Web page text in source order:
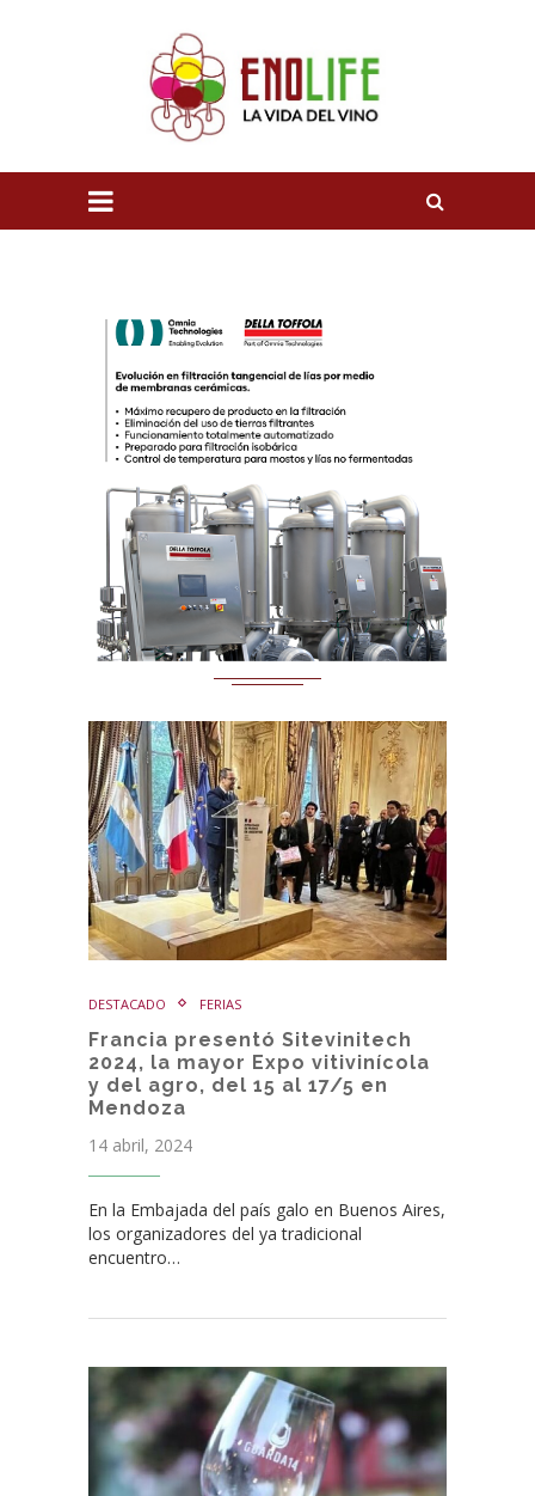
DESTACADO FERIAS
Francia presentó Sitevinitech
2024, la mayor Expo vitivinícola
y del agro, del 15 al 17/5 en
Mendoza
14 abril, 2024
En la Embajada del país galo en Buenos Aires,
los organizadores del ya tradicional
encuentro…